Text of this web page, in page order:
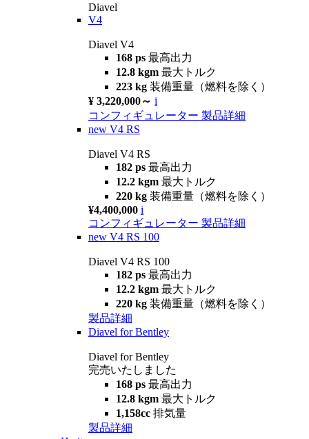
Diavel
V4
Diavel V4
168 ps 最高出力
12.8 kgm 最大トルク
223 kg 装備重量（燃料を除く）
¥ 3,220,000～ i
コンフィギュレーター 製品詳細
new V4 RS
Diavel V4 RS
182 ps 最高出力
12.2 kgm 最大トルク
220 kg 装備重量（燃料を除く）
¥4,400,000 i
コンフィギュレーター 製品詳細
new V4 RS 100
Diavel V4 RS 100
182 ps 最高出力
12.2 kgm 最大トルク
220 kg 装備重量（燃料を除く）
製品詳細
Diavel for Bentley
Diavel for Bentley
完売いたしました
168 ps 最高出力
12.8 kgm 最大トルク
1,158cc 排気量
製品詳細